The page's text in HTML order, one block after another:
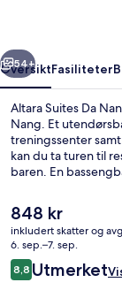
Neste
54+
OversiktFasiliteter
Altara Suites Da
Nang. Et
treningssenter
kan du ta turen til
baren. En
og kjøleskap.
Den
nåværende
prisen
er
848 kr
848 kr
inkludert skatter og
6. sep.–7. sep.
Anmeldelser
8,88,8 av 10 –
Utmerket